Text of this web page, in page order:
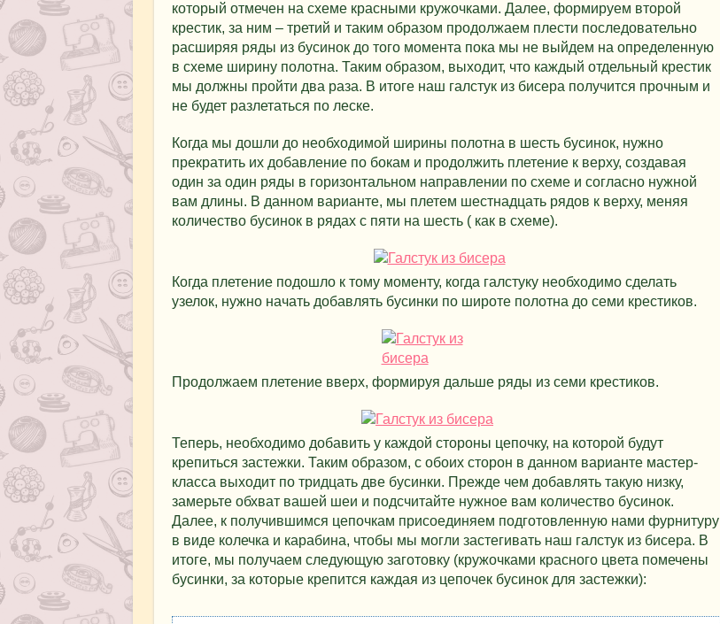
который отмечен на схеме красными кружочками. Далее, формируем второй
крестик, за ним – третий и таким образом продолжаем плести последовательно
расширяя ряды из бусинок до того момента пока мы не выйдем на определенную
в схеме ширину полотна. Таким образом, выходит, что каждый отдельный крестик
мы должны пройти два раза. В итоге наш галстук из бисера получится прочным и
не будет разлетаться по леске.
Когда мы дошли до необходимой ширины полотна в шесть бусинок, нужно
прекратить их добавление по бокам и продолжить плетение к верху, создавая
один за один ряды в горизонтальном направлении по схеме и согласно нужной
вам длины. В данном варианте, мы плетем шестнадцать рядов к верху, меняя
количество бусинок в рядах с пяти на шесть ( как в схеме).
Когда плетение подошло к тому моменту, когда галстуку необходимо сделать
узелок, нужно начать добавлять бусинки по широте полотна до семи крестиков.
Продолжаем плетение вверх, формируя дальше ряды из семи крестиков.
Теперь, необходимо добавить у каждой стороны цепочку, на которой будут
крепиться застежки. Таким образом, с обоих сторон в данном варианте мастер-
класса выходит по тридцать две бусинки. Прежде чем добавлять такую низку,
замерьте обхват вашей шеи и подсчитайте нужное вам количество бусинок.
Далее, к получившимся цепочкам присоединяем подготовленную нами фурнитуру
в виде колечка и карабина, чтобы мы могли застегивать наш галстук из бисера. В
итоге, мы получаем следующую заготовку (кружочками красного цвета помечены
бусинки, за которые крепится каждая из цепочек бусинок для застежки):